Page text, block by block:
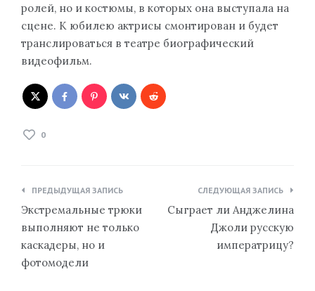
ролей, но и костюмы, в которых она выступала на
сцене. К юбилею актрисы смонтирован и будет
транслироваться в театре биографический
видеофильм.
0
Навигация
по
записям
ПРЕДЫДУЩАЯ ЗАПИСЬ
Экстремальные трюки
выполняют не только
каскадеры, но и
фотомодели
СЛЕДУЮЩАЯ ЗАПИСЬ
Сыграет ли Анджелина
Джоли русскую
императрицу?